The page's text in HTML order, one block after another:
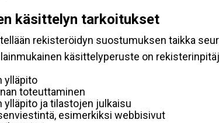
käsittelyn tarkoitukset
rekisteröidyn suostumuksen taikka
käsittelyperuste on
ylläpito
toteuttaminen
ylläpito ja tilastojen julkaisu
esimerkiksi webbisivut